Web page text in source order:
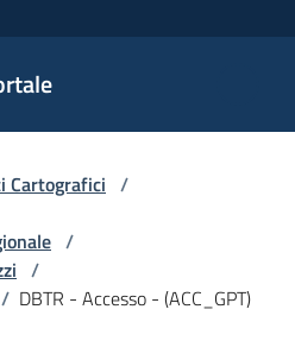
Cartografici /
/
/
/ DBTR - Accesso - (ACC_GPT)